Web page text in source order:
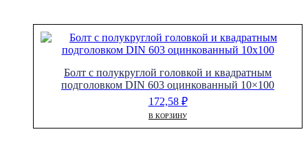
Болт с полукруглой головкой и квадратным
подголовком DIN 603 оцинкованный 10×100
172,58 ₽
В КОРЗИНУ